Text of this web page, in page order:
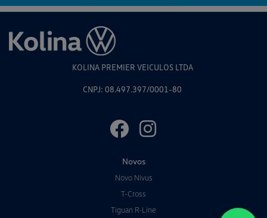
KOLINA PREMIER VEICULOS LTDA
CNPJ: 08.497.397/0001-80
Novos
Novo Nivus
T-Cross
Tiguan R-Line